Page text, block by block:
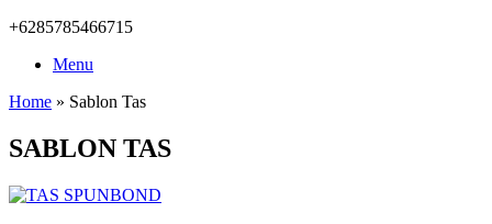
+6285785466715
Menu
Home » Sablon Tas
SABLON TAS